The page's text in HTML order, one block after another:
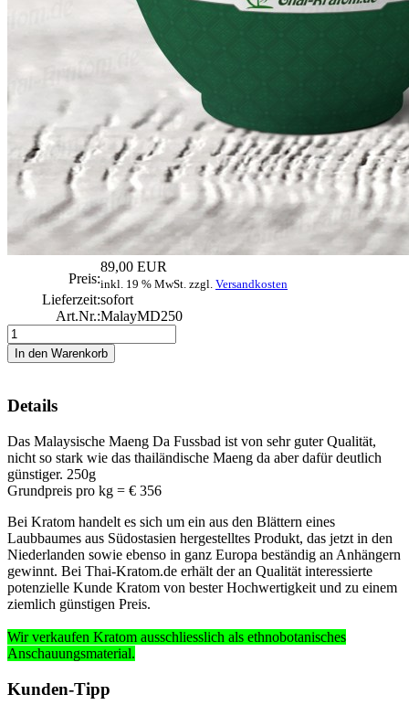
Preis:
89,00 EUR
inkl. 19 % MwSt. zzgl. Versandkosten
Lieferzeit:sofort
Art.Nr.:MalayMD250
Details
Das Malaysische Maeng Da Fussbad ist von sehr guter Qualität,
nicht so stark wie das thailändische Maeng da aber dafür deutlich
günstiger. 250g
Grundpreis pro kg = € 356
Bei Kratom handelt es sich um ein aus den Blättern eines
Laubbaumes aus Südostasien hergestelltes Produkt, das jetzt in den
Niederlanden sowie ebenso in ganz Europa beständig an Anhängern
gewinnt. Bei Thai-Kratom.de erhält der an Qualität interessierte
potenzielle Kunde Kratom von bester Hochwertigkeit und zu einem
ziemlich günstigen Preis.
Wir verkaufen Kratom ausschliesslich als ethnobotanisches
Anschauungsmaterial.
Kunden-Tipp